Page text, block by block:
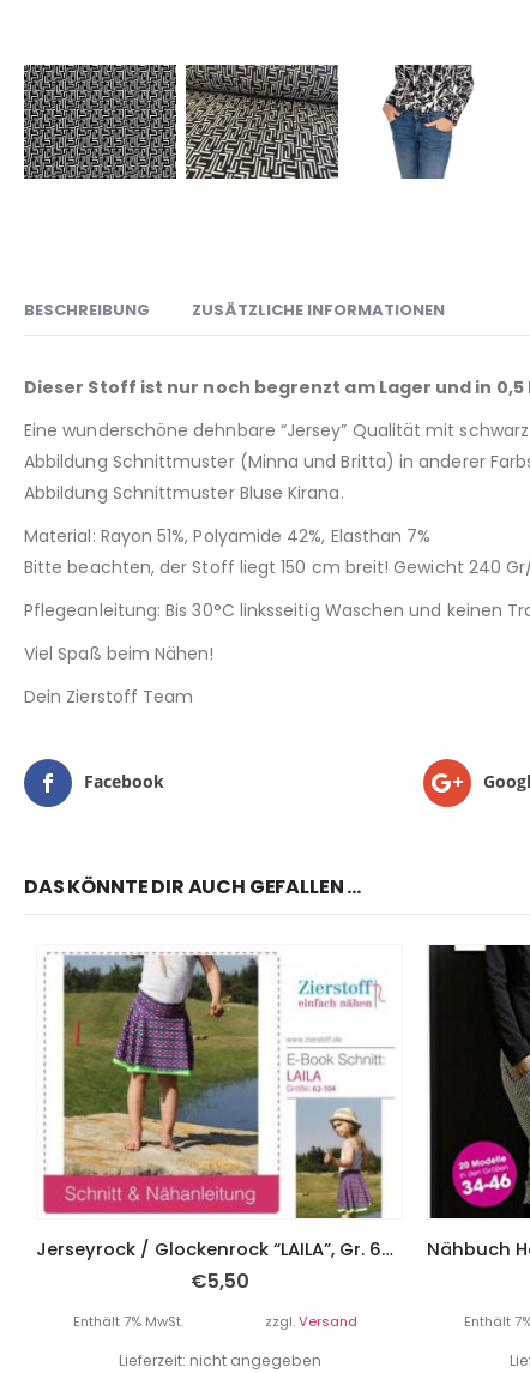
BESCHREIBUNG ZUSÄTZLICHE INFORMATIONEN
Dieser Stoff ist nur noch begrenzt am Lager und in
Eine wunderschöne dehnbare “Jersey” Qualität mit
Abbildung Schnittmuster (Minna und Britta) in anderer
Abbildung Schnittmuster Bluse Kirana.
Material: Rayon 51%, Polyamide 42%, Elasthan 7%
Bitte beachten, der Stoff liegt 150 cm breit! Gewicht 240
Pflegeanleitung: Bis 30°C linksseitig Waschen und keinen
Viel Spaß beim Nähen!
Dein Zierstoff Team
Facebook
DAS KÖNNTE DIR AUCH GEFALLEN …
Jerseyrock / Glockenrock “LAILA”, Gr. 62 – 104
€5,50
Enthält 7% MwSt. zzgl.Versand
Lieferzeit: nicht angegeben
Enthält